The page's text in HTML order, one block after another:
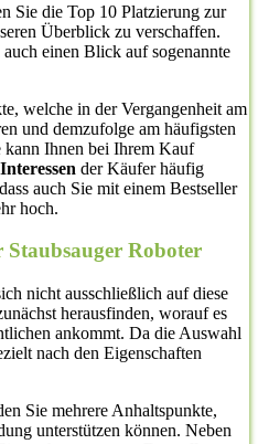
Sie die Top 10 Platzierung zur
Überblick zu verschaffen.
einen Blick auf sogenannte
welche in der Vergangenheit am
und demzufolge am häufigsten
kann Ihnen bei Ihrem Kauf
Interessen der Käufer häufig
auch Sie mit einem Bestseller
hoch.
Staubsauger Roboter
nicht ausschließlich auf diese
herausfinden, worauf es
ankommt. Da die Auswahl
nach den Eigenschaften
Sie mehrere Anhaltspunkte,
unterstützen können. Neben